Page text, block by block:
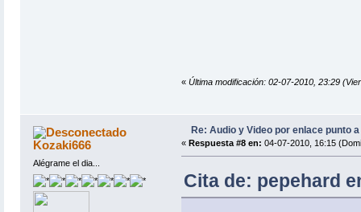
« Última modificación: 02-07-2010, 23:29
Kozaki666
Alégrame el dia...
Re: Audio y Video por enlace punto
« Respuesta #8 en: 04-07-2010, 16:15
Cita de: pepehard